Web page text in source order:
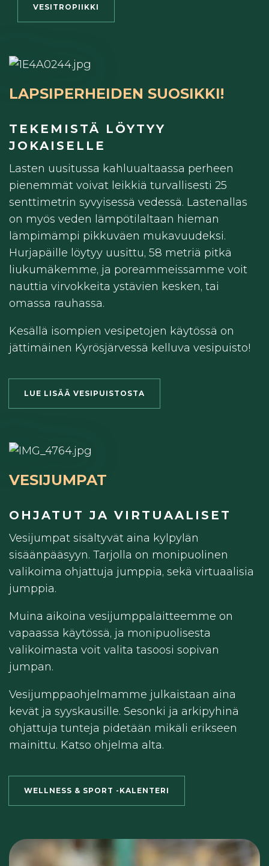
VESITROPIIKKI
LAPSIPERHEIDEN SUOSIKKI!
TEKEMISTÄ LÖYTYY
JOKAISELLE
Lasten uusitussa kahluualtaassa perheen
pienemmät voivat leikkiä turvallisesti 25
senttimetrin syvyisessä vedessä. Lastenallas
on myös veden lämpötilaltaan hieman
lämpimämpi pikkuväen mukavuudeksi.
Hurjapäille löytyy uusittu, 58 metriä pitkä
liukumäkemme, ja poreammeissamme voit
nauttia virvokkeita ystävien kesken, tai
omassa rauhassa.
Kesällä isompien vesipetojen käytössä on
jättimäinen Kyrösjärvessä kelluva vesipuisto!
LUE LISÄÄ VESIPUISTOSTA
VESIJUMPAT
OHJATUT JA VIRTUAALISET
Vesijumpat sisältyvät aina kylpylän
sisäänpääsyyn. Tarjolla on monipuolinen
valikoima ohjattuja jumppia, sekä virtuaalisia
jumppia.
Muina aikoina vesijumppalaitteemme on
vapaassa käytössä, ja monipuolisesta
valikoimasta voit valita tasoosi sopivan
jumpan.
Vesijumppaohjelmamme julkaistaan aina
kevät ja syyskausille. Sesonki ja arkipyhinä
ohjattuja tunteja pidetään mikäli erikseen
mainittu. Katso ohjelma alta.
WELLNESS & SPORT -KALENTERI